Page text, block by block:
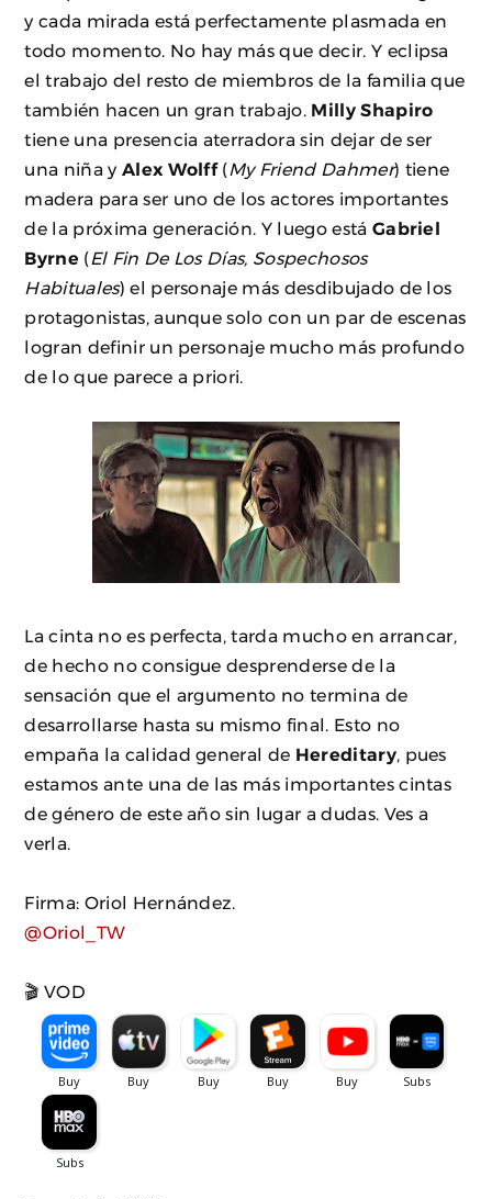
y cada mirada está perfectamente plasmada en
todo momento. No hay más que decir. Y eclipsa
el trabajo del resto de miembros de la familia que
también hacen un gran trabajo. Milly Shapiro
tiene una presencia aterradora sin dejar de ser
una niña y Alex Wolff(My Friend Dahmer) tiene
madera para ser uno de los actores importantes
de la próxima generación. Y luego está Gabriel
Byrne (El Fin De Los Días, Sospechosos
Habituales) el personaje más desdibujado de los
protagonistas, aunque solo con un par de escenas
logran definir un personaje mucho más profundo
de lo que parece a priori.
La cinta no es perfecta, tarda mucho en arrancar,
de hecho no consigue desprenderse de la
sensación que el argumento no termina de
desarrollarse hasta su mismo final. Esto no
empaña la calidad general de Hereditary, pues
estamos ante una de las más importantes cintas
de género de este año sin lugar a dudas. Ves a
verla.
Firma: Oriol Hernández.
@Oriol_TW
🎬 VOD